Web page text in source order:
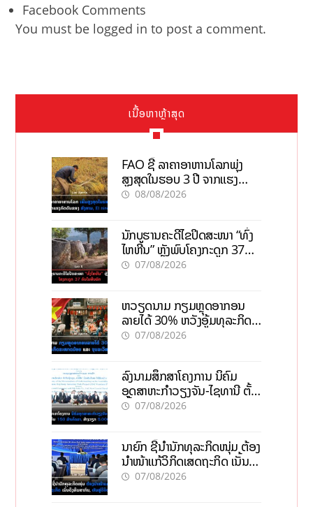
Facebook Comments
You must be logged in to post a comment.
ເນື້ອຫາຫຼ້າສຸດ
FAO ຊີ້ ລາຄາອາຫານໂລກພຸ່ງ
ສູງສຸດໃນຮອບ 3 ປີ ຈາກແຮງ
ກົດດັນຂອງສົງຄາມ, El nino
08/08/2026
ນັກບູຮານຄະດີໄຂປິດສະໜາ “ທົ່ງ
ໄຫຫີນ” ຫຼັງພົບໂຄງກະດູກ 37
ຄົນໃນຫີນຍັກ
07/08/2026
ຫວຽດນາມ ກຽມຫຼຸດອາກອນ
ລາຍໄດ້ 30% ຫວັງອູ້ມທຸລະກິດ
ຂະໜາດນ້ອຍ ແລະ ຈຸນລະ
07/08/2026
ລົງນາມສຶກສາໂຄງການ ນິຄົມ
ອຸດສາຫະກຳວຽງຈັນ-ໄຊທານີ ຕັ້ງ
ເປົ້າດຶງທຶນ 150 ລ້ານໂດລາ, ສ້າງ
07/08/2026
ນາຍົກ ຊີ້ນຳນັກທຸລະກິດໜຸ່ມ ຕ້ອງ
ນຳໜ້າແກ້ວິກິດເສດຖະກິດ ເນັ້ນດຶງ
ທຶນສາກົນ, ຫັນສູ່ດິຈິຕອນ
07/08/2026